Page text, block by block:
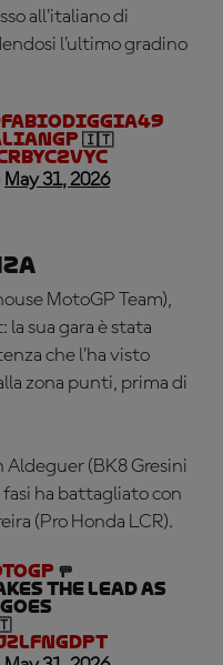
all’italiano di
l’ultimo gradino
🇮🇹
May 31, 2026
MotoGP Team),
sua gara è stata
che l’ha visto
zona punti, prima di
(BK8 Gresini
fasi ha battagliato con
(Pro Honda LCR).
🚥
THE LEAD as
goes